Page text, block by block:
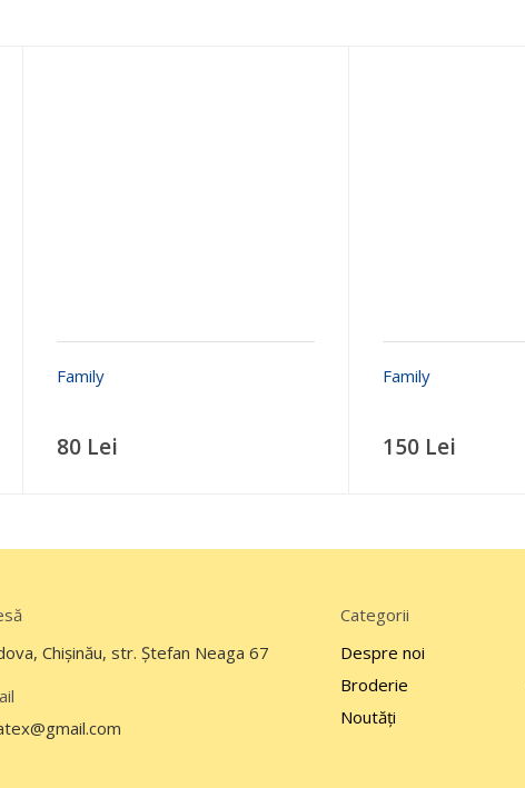
Family
80 Lei 150 Lei
Chișinău, str. Ştefan Neaga 67
Categorii
Despre noi
Broderie
Noutăți